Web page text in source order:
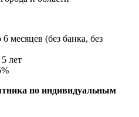
месяцев (без банка, без
лет
по индивидуальным